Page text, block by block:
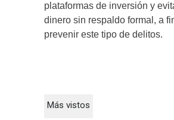
plataformas de inversión y
dinero sin respaldo formal, a
prevenir este tipo de delitos.
Más vistos